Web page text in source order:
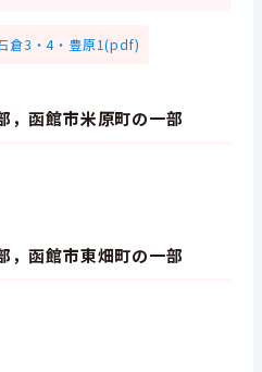
倉3・4・豊原1(pdf)
，函館市米原町の一部
，函館市東畑町の一部